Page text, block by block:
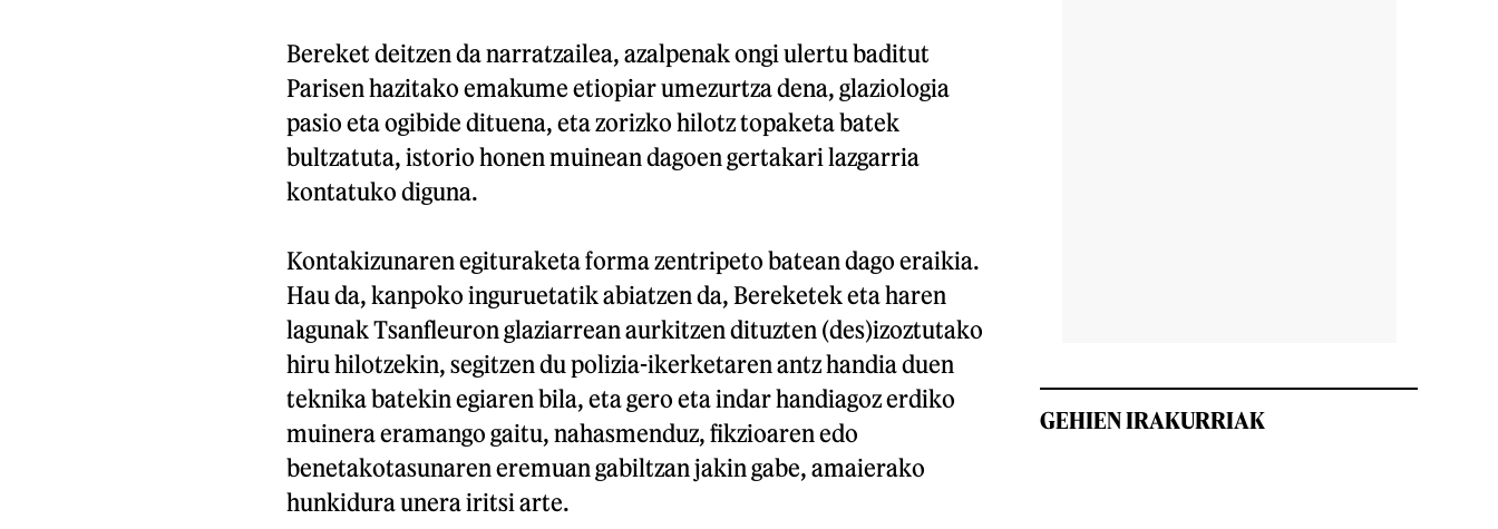
Bereket deitzen da narratzailea, azalpenak ongi ulertu baditut
Parisen hazitako emakume etiopiar umezurtza dena, glaziologia
pasio eta ogibide dituena, eta zorizko hilotz topaketa batek
bultzatuta, istorio honen muinean dagoen gertakari lazgarria
kontatuko diguna.
Kontakizunaren egituraketa forma zentripeto batean dago eraikia.
Hau da, kanpoko inguruetatik abiatzen da, Bereketek eta haren
lagunak Tsanfleuron glaziarrean aurkitzen dituzten (des)izoztutako
hiru hilotzekin, segitzen du polizia-ikerketaren antz handia duen
teknika batekin egiaren bila, eta gero eta indar handiagoz erdiko
muinera eramango gaitu, nahasmenduz, fikzioaren edo
benetakotasunaren eremuan gabiltzan jakin gabe, amaierako
hunkidura unera iritsi arte.
GEHIEN IRAKURRIAK